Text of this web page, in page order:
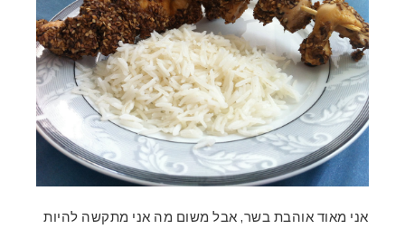
אני מאוד אוהבת בשר, אבל משום מה אני מתקשה להיות